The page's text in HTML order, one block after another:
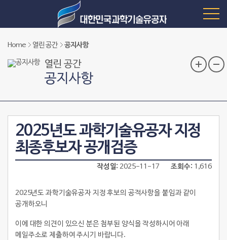
Home 열린 공간 공지사항
열린 공간
공지사항
2025년도 과학기술유공자 지정
최종후보자 공개검증
작성일 2025-11-17 조회수 1,616
2025년도 과학기술유공자 지정 후보의 공적사항을 붙임과 같이
공개하오니
이에 대한 의견이 있으신 분은 첨부된 양식을 작성하시어 아래
메일주소로 제출하여 주시기 바랍니다.